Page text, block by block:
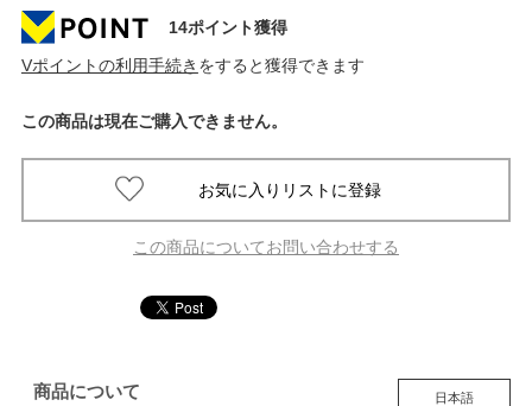
14ポイント獲得
Vポイントの利用手続き をすると獲得できます
この商品は現在ご購入できません。
この商品についてお問い合わせする
商品について 日本語